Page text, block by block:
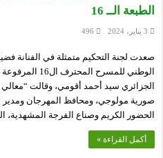
الطبعة الــ 16
3 يناير، 2024 496
صعدت لجنة التحكيم متمثلة في الفنانة
الوطني للمسرح
الجزائري سيد أحمد أقومي، وقالت “معالي
صورية مولوجي، ومحافظ المهرجان ومدير
الحضور الكريم وصناع الفرجة المشهدية،
أكمل القراءة »